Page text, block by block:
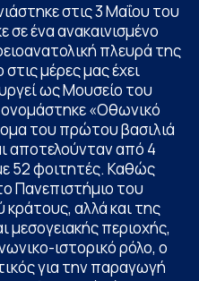
στις 3 Μαΐου του
σε ένα ανακαινισμένο
πλευρά της
μέρες μας έχει
ως Μουσείο του
«Οθωνικό
του πρώτου βασιλιά
αποτελούνταν από 4
52 φοιτητές. Καθώς
Πανεπιστήμιο του
αλλά και της
μεσογειακής περιοχής,
ιστορικό ρόλο, ο
για την παραγωγή